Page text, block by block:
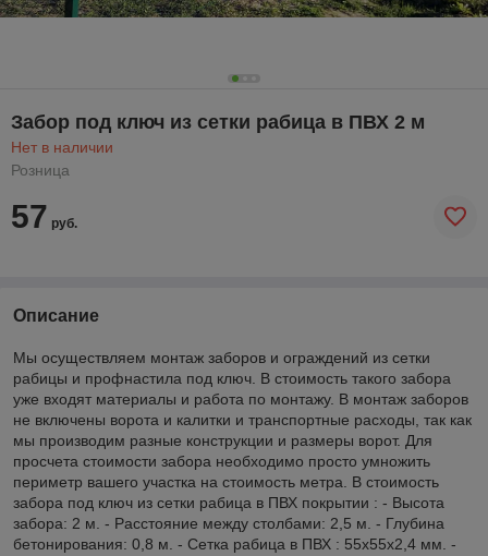
Забор под ключ из сетки рабица в ПВХ 2 м
Нет в наличии
Розница
57 руб.
Описание
Мы осуществляем монтаж заборов и ограждений из сетки
рабицы и профнастила под ключ. В стоимость такого забора
уже входят материалы и работа по монтажу. В монтаж заборов
не включены ворота и калитки и транспортные расходы, так как
мы производим разные конструкции и размеры ворот. Для
просчета стоимости забора необходимо просто умножить
периметр вашего участка на стоимость метра. В стоимость
забора под ключ из сетки рабица в ПВХ покрытии : - Высота
забора: 2 м. - Расстояние между столбами: 2,5 м. - Глубина
бетонирования: 0,8 м. - Сетка рабица в ПВХ : 55х55х2,4 мм. -